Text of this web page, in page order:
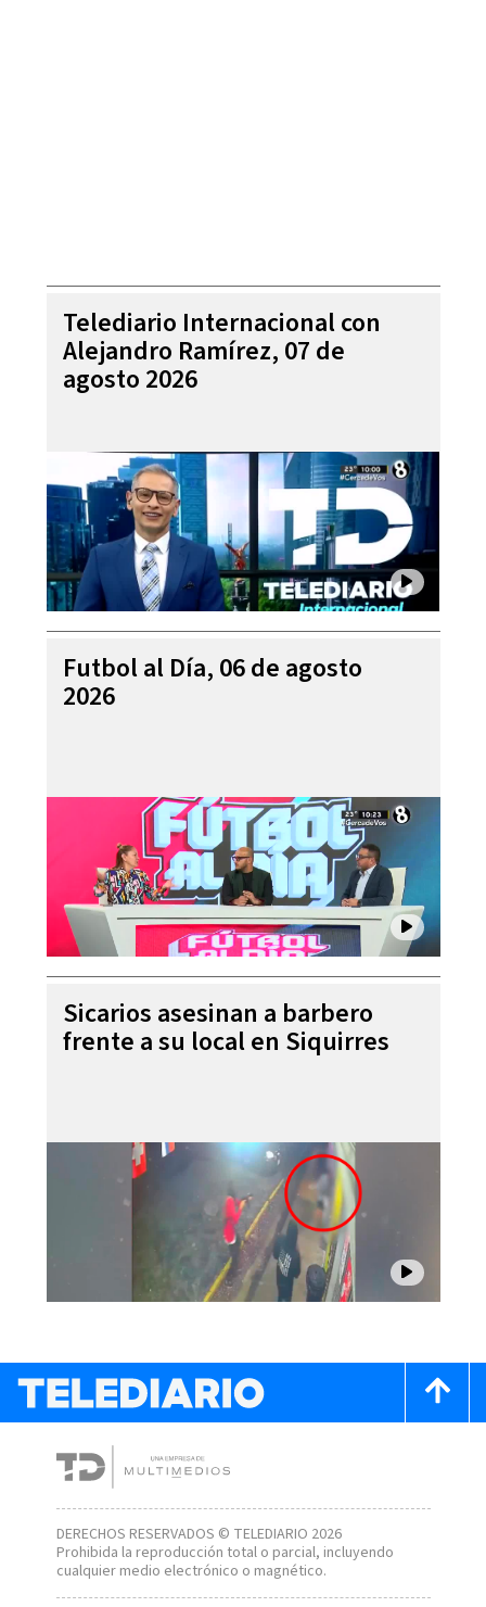
Telediario Internacional con
Alejandro Ramírez, 07 de
agosto 2026
Futbol al Día, 06 de agosto
2026
Sicarios asesinan a barbero
frente a su local en Siquirres
DERECHOS RESERVADOS © TELEDIARIO 2026
Prohibida la reproducción total o parcial, incluyendo
cualquier medio electrónico o magnético.